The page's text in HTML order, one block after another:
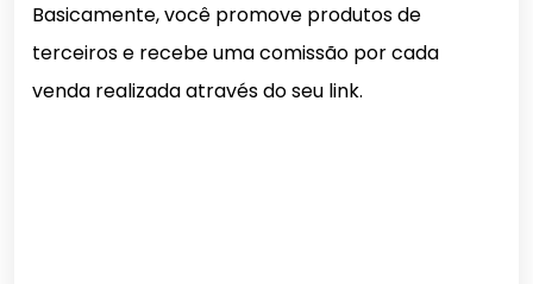
Basicamente, você promove produtos de
terceiros e recebe uma comissão por cada
venda realizada através do seu link.